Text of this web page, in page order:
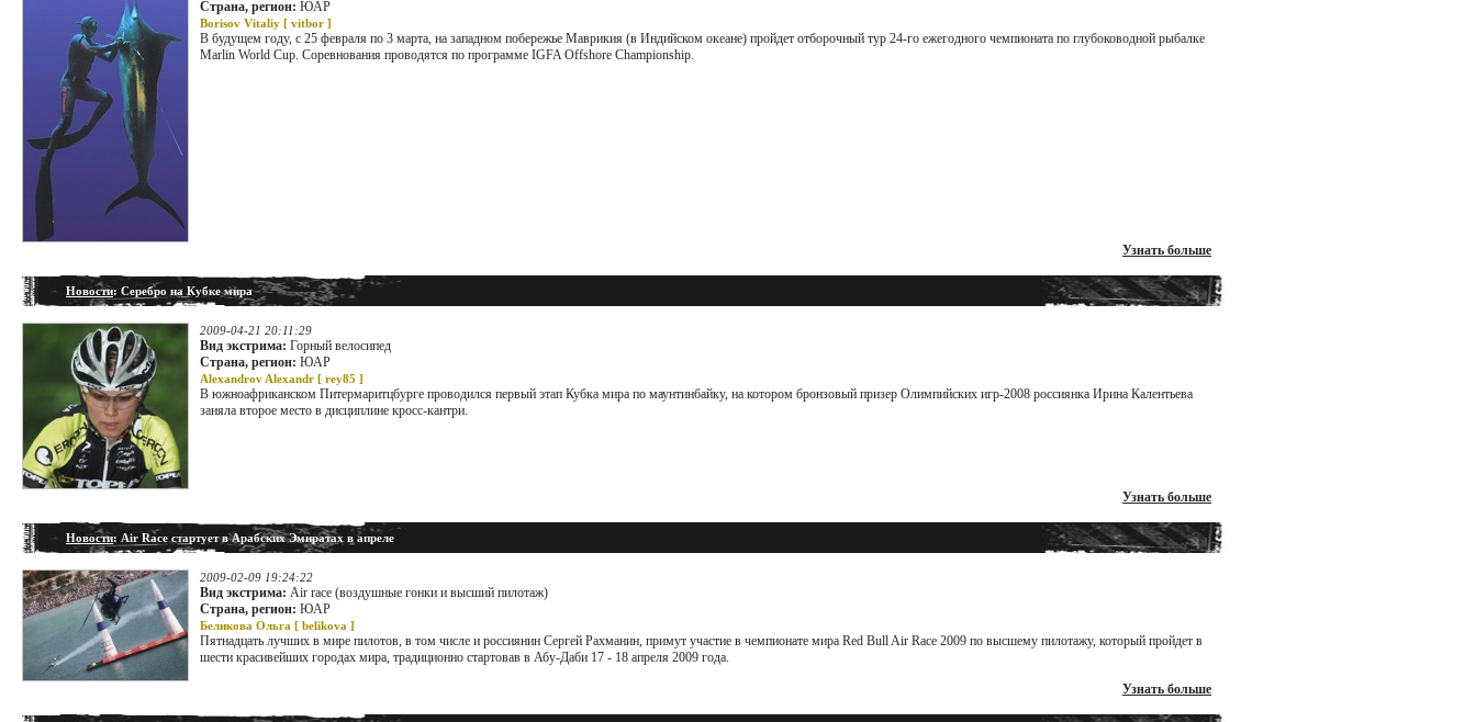
Страна, регион: ЮАР
Borisov Vitaliy [ vitbor ]
В будущем году, с 25 февраля по 3 марта, на западном побережье Маврикия (в Индийском океане) пройдет отборочный тур 24-го ежегодного чемпионата по глубоководной рыбалке
Marlin World Cup. Соревнования проводятся по программе IGFA Offshore Championship.
Узнать больше
Новости: Серебро на Кубке мира
2009-04-21 20:11:29
Вид экстрима: Горный велосипед
Страна, регион: ЮАР
Alexandrov Alexandr [ rey85 ]
В южноафриканском Питермаритцбурге проводился первый этап Кубка мира по маунтинбайку, на котором бронзовый призер Олимпийских игр-2008 россиянка Ирина Калентьева
заняла второе место в дисциплине кросс-кантри.
Узнать больше
Новости: Air Race стартует в Арабских Эмиратах в апреле
2009-02-09 19:24:22
Вид экстрима: Air race (воздушные гонки и высший пилотаж)
Страна, регион: ЮАР
Беликова Ольга [ belikova ]
Пятнадцать лучших в мире пилотов, в том числе и россиянин Сергей Рахманин, примут участие в чемпионате мира Red Bull Air Race 2009 по высшему пилотажу, который пройдет в
шести красивейших городах мира, традиционно стартовав в Абу-Даби 17 - 18 апреля 2009 года.
Узнать больше